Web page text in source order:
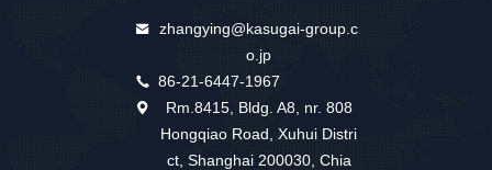
zhangying@kasugai-group.c
o.jp
86-21-6447-1967
Rm.8415, Bldg. A8, nr. 808
Hongqiao Road, Xuhui Distri
ct, Shanghai 200030, Chia